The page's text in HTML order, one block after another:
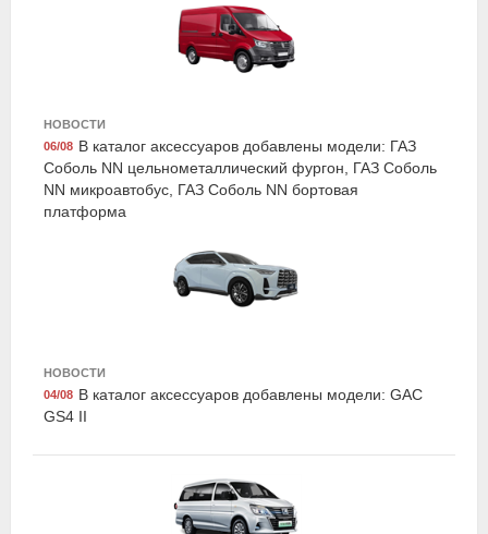
Набор предохранителей флажковых стандарт 5-7,5-
10-15-20-25-30а блистер 10шт, Airline
Exist E24533LCG
НОВОСТИ
06/08 В каталог аксессуаров добавлены модели: ГАЗ
Соболь NN цельнометаллический фургон, ГАЗ Соболь
NN микроавтобус, ГАЗ Соболь NN бортовая
платформа
НОВОСТИ
04/08 В каталог аксессуаров добавлены модели: GAC
GS4 II